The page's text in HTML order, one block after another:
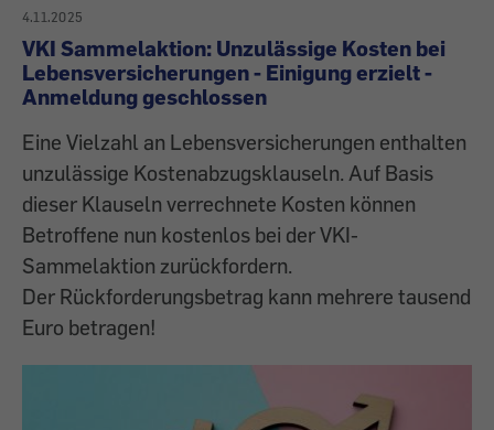
4.11.2025
VKI Sammelaktion: Unzulässige Kosten bei
Lebensversicherungen - Einigung erzielt -
Anmeldung geschlossen
Eine Vielzahl an Lebensversicherungen enthalten
unzulässige Kostenabzugsklauseln. Auf Basis
dieser Klauseln verrechnete Kosten können
Betroffene nun kostenlos bei der VKI-
Sammelaktion zurückfordern.
Der Rückforderungsbetrag kann mehrere tausend
Euro betragen!